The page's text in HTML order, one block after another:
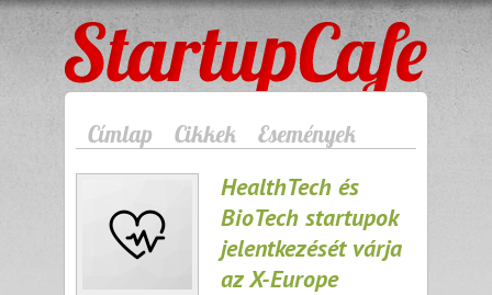
StartupCafe
Címlap Cikkek Események
HealthTech és
BioTech startupok
jelentkezését várja
az X-Europe